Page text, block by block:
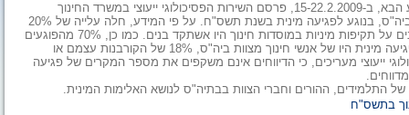
לציון שבוע המאבק באלימות מינית במערכת החינוך, שיתקיים בשבוע הבא, ב-15-22.2.2009, פרסם השירות הפסיכולוגי ייעוצי במשרד החינוך
נתונים המשקפים את הדיווחים לאנשי הטיפול - יועצים ופסיכולוגים בביה"ס, בנוגע לפגיעה מינית בשנת תשס"ח. על פי המידע, חלה עלייה של 20%
במספר הדיווחים על תקיפה מינית במוסדות החינוך. 60% מהמתלוננים על תקיפות מיניות במוסדות חינוך היו אשתקד בנים. כמו כן, 70% מהפוגעים
מינית היו אף הם בנים. עוד עולה מהנתונים, כי 55% מהדיווחים על פגיעה מינית היו של אנשי חינוך מצוות ביה"ס, 18% של הקורבנות עצמם או
בשירות הפסיכולוגי ייעוצי מעריכים, כי הדיווחים אינם משקפים את מספר המקרים של פגיעה
ההורים וחברי הצוות בבתיה"ס לנושא האלימות המינית.
בתשס"ח